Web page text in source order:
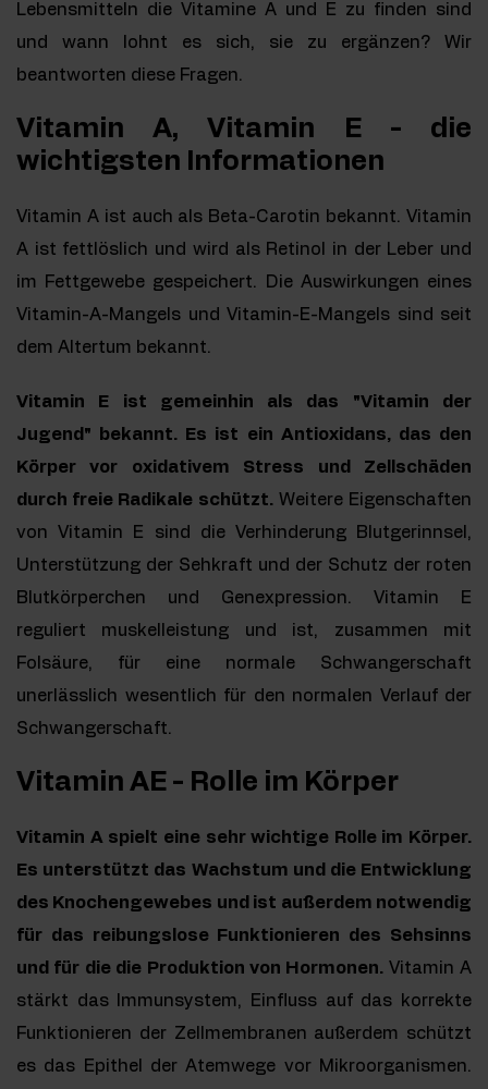
Lebensmitteln die Vitamine A und E zu finden sind
und wann lohnt es sich, sie zu ergänzen? Wir
beantworten diese Fragen.
Vitamin A, Vitamin E - die
wichtigsten Informationen
Vitamin A ist auch als Beta-Carotin bekannt. Vitamin
A ist fettlöslich und wird als Retinol in der Leber und
im Fettgewebe gespeichert. Die Auswirkungen eines
Vitamin-A-Mangels und Vitamin-E-Mangels sind seit
dem Altertum bekannt.
Vitamin E ist gemeinhin als das "Vitamin der
Jugend" bekannt. Es ist ein Antioxidans, das den
Körper vor oxidativem Stress und Zellschäden
durch freie Radikale schützt.Weitere Eigenschaften
von Vitamin E sind die Verhinderung Blutgerinnsel,
Unterstützung der Sehkraft und der Schutz der roten
Blutkörperchen und Genexpression. Vitamin E
reguliert muskelleistung und ist, zusammen mit
Folsäure, für eine normale Schwangerschaft
unerlässlich wesentlich für den normalen Verlauf der
Schwangerschaft.
Vitamin AE - Rolle im Körper
Vitamin A spielt eine sehr wichtige Rolle im Körper.
Es unterstützt das Wachstum und die Entwicklung
des Knochengewebes und ist außerdem notwendig
für das reibungslose Funktionieren des Sehsinns
und für die die Produktion von Hormonen. Vitamin A
stärkt das Immunsystem, Einfluss auf das korrekte
Funktionieren der Zellmembranen außerdem schützt
es das Epithel der Atemwege vor Mikroorganismen.